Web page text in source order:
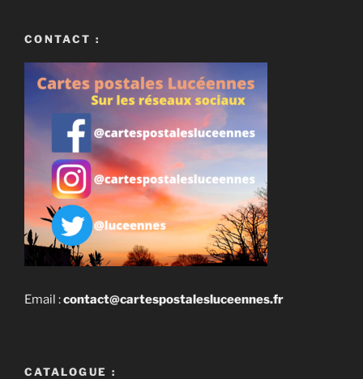
CONTACT :
Email :contact@cartespostalesluceennes.fr
CATALOGUE :